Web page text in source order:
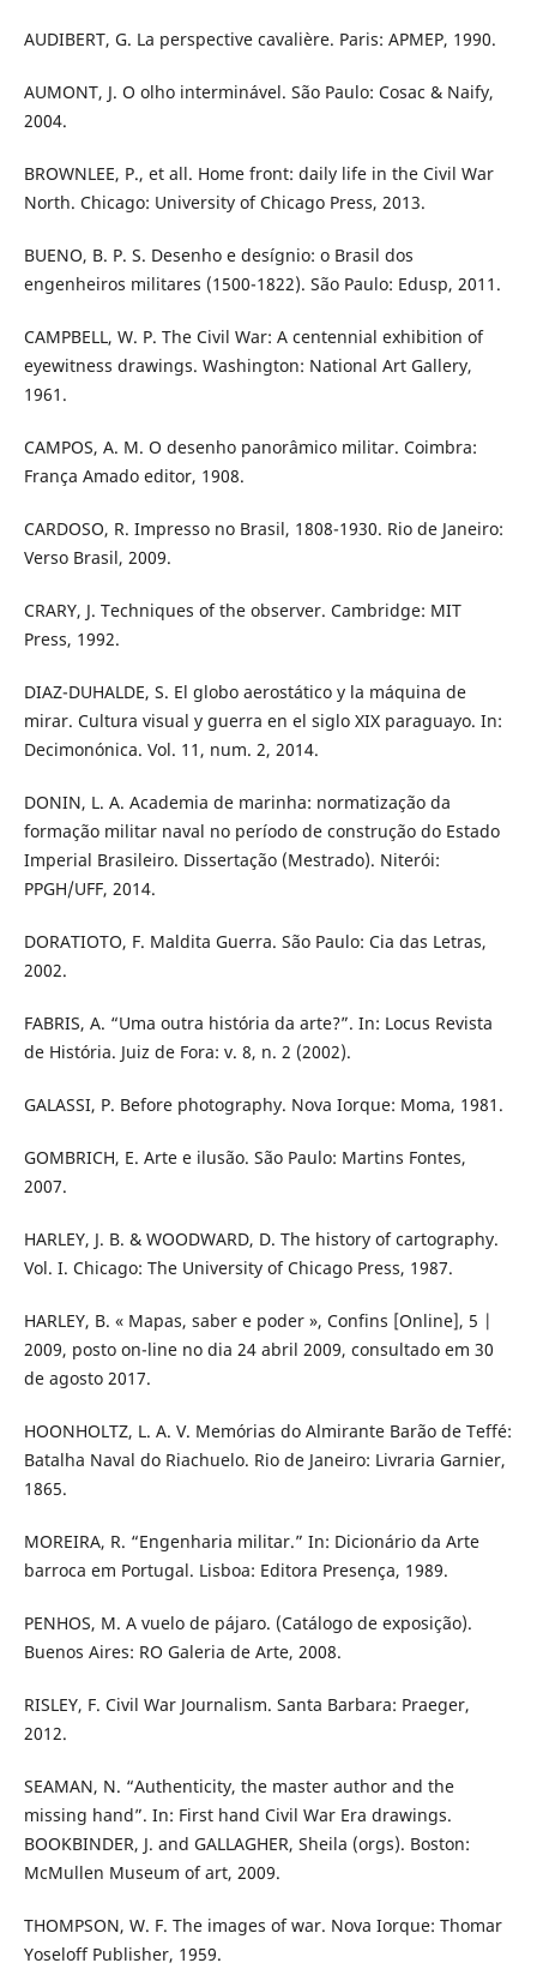
AUDIBERT, G. La perspective cavalière. Paris: APMEP, 1990.
AUMONT, J. O olho interminável. São Paulo: Cosac & Naify,
2004.
BROWNLEE, P., et all. Home front: daily life in the Civil War
North. Chicago: University of Chicago Press, 2013.
BUENO, B. P. S. Desenho e desígnio: o Brasil dos
engenheiros militares (1500-1822). São Paulo: Edusp, 2011.
CAMPBELL, W. P. The Civil War: A centennial exhibition of
eyewitness drawings. Washington: National Art Gallery,
1961.
CAMPOS, A. M. O desenho panorâmico militar. Coimbra:
França Amado editor, 1908.
CARDOSO, R. Impresso no Brasil, 1808-1930. Rio de Janeiro:
Verso Brasil, 2009.
CRARY, J. Techniques of the observer. Cambridge: MIT
Press, 1992.
DIAZ-DUHALDE, S. El globo aerostático y la máquina de
mirar. Cultura visual y guerra en el siglo XIX paraguayo. In:
Decimonónica. Vol. 11, num. 2, 2014.
DONIN, L. A. Academia de marinha: normatização da
formação militar naval no período de construção do Estado
Imperial Brasileiro. Dissertação (Mestrado). Niterói:
PPGH/UFF, 2014.
DORATIOTO, F. Maldita Guerra. São Paulo: Cia das Letras,
2002.
FABRIS, A. “Uma outra história da arte?”. In: Locus Revista
de História. Juiz de Fora: v. 8, n. 2 (2002).
GALASSI, P. Before photography. Nova Iorque: Moma, 1981.
GOMBRICH, E. Arte e ilusão. São Paulo: Martins Fontes,
2007.
HARLEY, J. B. & WOODWARD, D. The history of cartography.
Vol. I. Chicago: The University of Chicago Press, 1987.
HARLEY, B. « Mapas, saber e poder », Confins [Online], 5 |
2009, posto on-line no dia 24 abril 2009, consultado em 30
de agosto 2017.
HOONHOLTZ, L. A. V. Memórias do Almirante Barão de Teffé:
Batalha Naval do Riachuelo. Rio de Janeiro: Livraria Garnier,
1865.
MOREIRA, R. “Engenharia militar.” In: Dicionário da Arte
barroca em Portugal. Lisboa: Editora Presença, 1989.
PENHOS, M. A vuelo de pájaro. (Catálogo de exposição).
Buenos Aires: RO Galeria de Arte, 2008.
RISLEY, F. Civil War Journalism. Santa Barbara: Praeger,
2012.
SEAMAN, N. “Authenticity, the master author and the
missing hand”. In: First hand Civil War Era drawings.
BOOKBINDER, J. and GALLAGHER, Sheila (orgs). Boston:
McMullen Museum of art, 2009.
THOMPSON, W. F. The images of war. Nova Iorque: Thomar
Yoseloff Publisher, 1959.